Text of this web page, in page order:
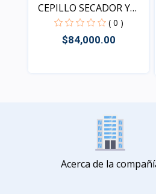
CEPILLO SECADOR Y
PLANC...
( 0 )
$84,000.00
Acerca de la